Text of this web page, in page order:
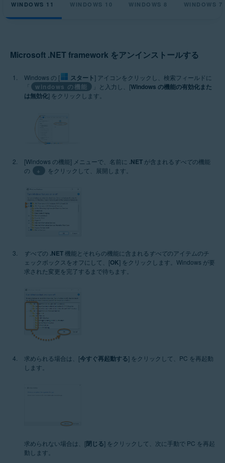
Enterprise / Ultimate - Service Pack 1、32 / 64 ビット
WINDOWS 11 WINDOWS 10 WINDOWS 8 WINDOWS 7
Microsoft .NET framework をアンインストールする
Windows の [ スタート] アイコンをクリックし、検索フィールドに
「
windows の機能 」と入力し、[Windows の機能の有効化また
は無効化] をクリックします。
[Windows の機能] メニューで、名前に .NET が含まれる すべての機能
の
+ をクリックして、展開します。
すべての .NET機能とそれらの機能に含まれる すべてのアイテムのチ
ェックボックスをオフにして、[OK] をクリックします。Windows が要
求された変更を完了するまで待ちます。
求められる場合は、[今すぐ再起動する] をクリックして、PC を再起動
します。
求められない場合は、[閉じる] をクリックして、次に手動で PC を再起
動します。